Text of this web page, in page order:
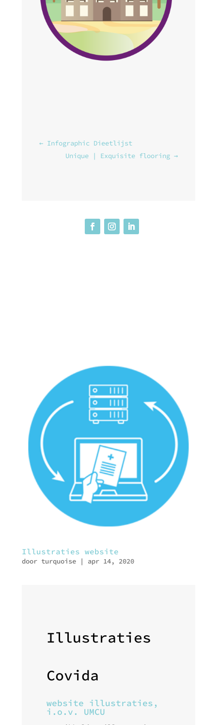
← Infographic Dieetlijst
Unique | Exquisite flooring →
Illustraties website
door turquoise| apr 14, 2020
Illustraties
Covida
website illustraties,
i.o.v. UMCU